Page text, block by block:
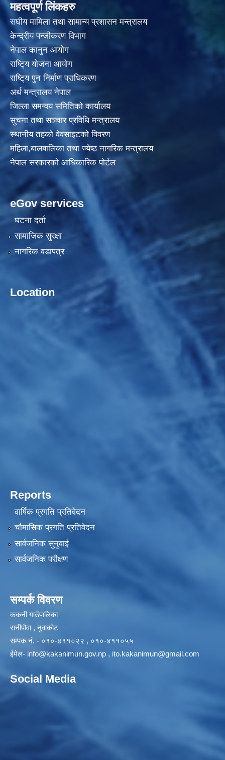
महत्वपूर्ण लिंकहरु
स‌घीय मामिला तथा सामान्य प्रशासन मन्त्रालय
केन्द्रीय पन्जीकरण विभाग
नेपाल कानुन आयाेग
राष्टि्य याेजना आयाेग
राष्टि्य पुन निर्माण प्राधिकरण
अर्थ मन्त्रालय नेपाल
जिल्ला समन्वय समितिको कार्यालय
सुचना तथा सञ्चार प्रविधि मन्त्रालय
स्थानीय तहकाे वेवसाइटकाे विवरण
महिला,बालबालिका तथा ज्येष्ठ नागरिक मन्त्रालय
नेपाल सरकारको आधिकारिक पोर्टल
eGov services
घटना दर्ता
सामाजिक सुरक्षा
नागरिक वडापत्र
Location
Reports
वार्षिक प्रगति प्रतिवेदन
चौमासिक प्रगति प्रतिवेदन
सार्वजनिक सुनुवाई
सार्वजनिक परीक्षण
सम्पर्क विवरण
ककनी गाउँपालिका
रानीपौवा , नुवाकोट
सम्पक नं. - ०१०-४११०२२ , ०१०-४११०५५
ईमेल- info@kakanimun.gov.np , ito.kakanimun@gmail.com
Social Media